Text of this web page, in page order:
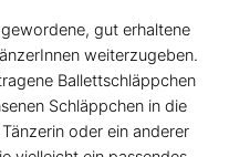
gut erhaltene
weiterzugeben.
Ballettschläppchen
Schläppchen in die
oder ein anderer